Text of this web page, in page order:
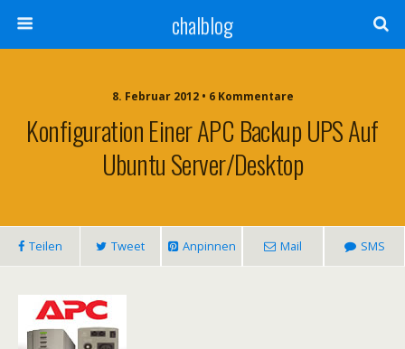
chalblog
8. Februar 2012 • 6 Kommentare
Konfiguration Einer APC Backup UPS Auf
Ubuntu Server/Desktop
Teilen Tweet Anpinnen Mail SMS